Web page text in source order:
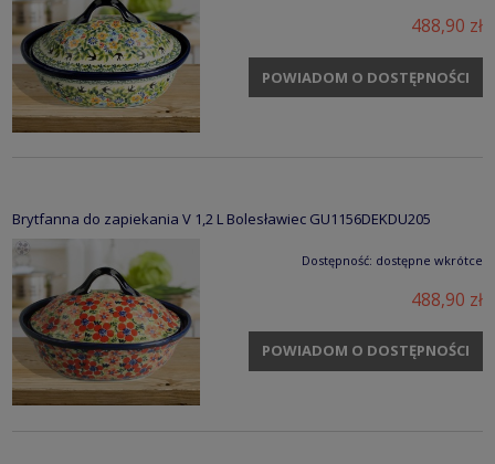
488,90 zł
POWIADOM O DOSTĘPNOŚCI
Brytfanna do zapiekania V 1,2 L Bolesławiec GU1156DEKDU205
Dostępność: dostępne wkrótce
488,90 zł
POWIADOM O DOSTĘPNOŚCI